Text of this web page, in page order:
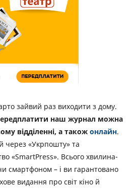
зайвий раз виходити з дому.
наш журнал можна
відділенні, а також онлайн.
через «Укрпошту» та
«SmartPress». Всього хвилина-
смартфоном – і ви гарантовано
видання про світ кіно й